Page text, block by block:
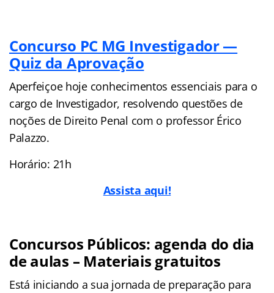
Concurso PC MG Investigador —
Quiz da Aprovação
Aperfeiçoe hoje conhecimentos essenciais para o
cargo de Investigador, resolvendo questões de
noções de Direito Penal com o professor Érico
Palazzo.
Horário: 21h
Assista aqui!
Concursos Públicos: agenda do dia
de aulas – Materiais gratuitos
Está iniciando a sua jornada de preparação para